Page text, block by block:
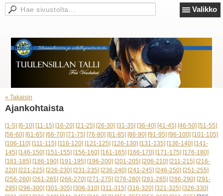
Valikko
« Takaisin
Ajankohtaista
[1-5] [6-10] [11-15] [16-20] [21-25] [26-30] [31-35] [36-40] [41-45] [46-50] [51-55]
[56-60] [61-65] [66-70] [71-75] [76-80] [81-85] [86-90] [91-95] [96-100] [101-105]
[106-110] [111-115] [116-120] [121-125] [126-130] [131-135] [136-140] [141-
145] [146-150] [151-155] [156-160] [161-165] [166-170] [171-175] [176-180]
[181-185] [186-190] [191-195] [196-200] [201-205] [206-210] [211-215] [216-
220] [221-225] [226-230] [231-235] [236-240] [241-245] [246-250] [251-255]
[256-260] [261-265] [266-270] [271-275] [276-280] [281-285] [286-290] [291-
295] [296-300] [301-305] [306-310] [311-315] [316-320] [321-325] [326-330]